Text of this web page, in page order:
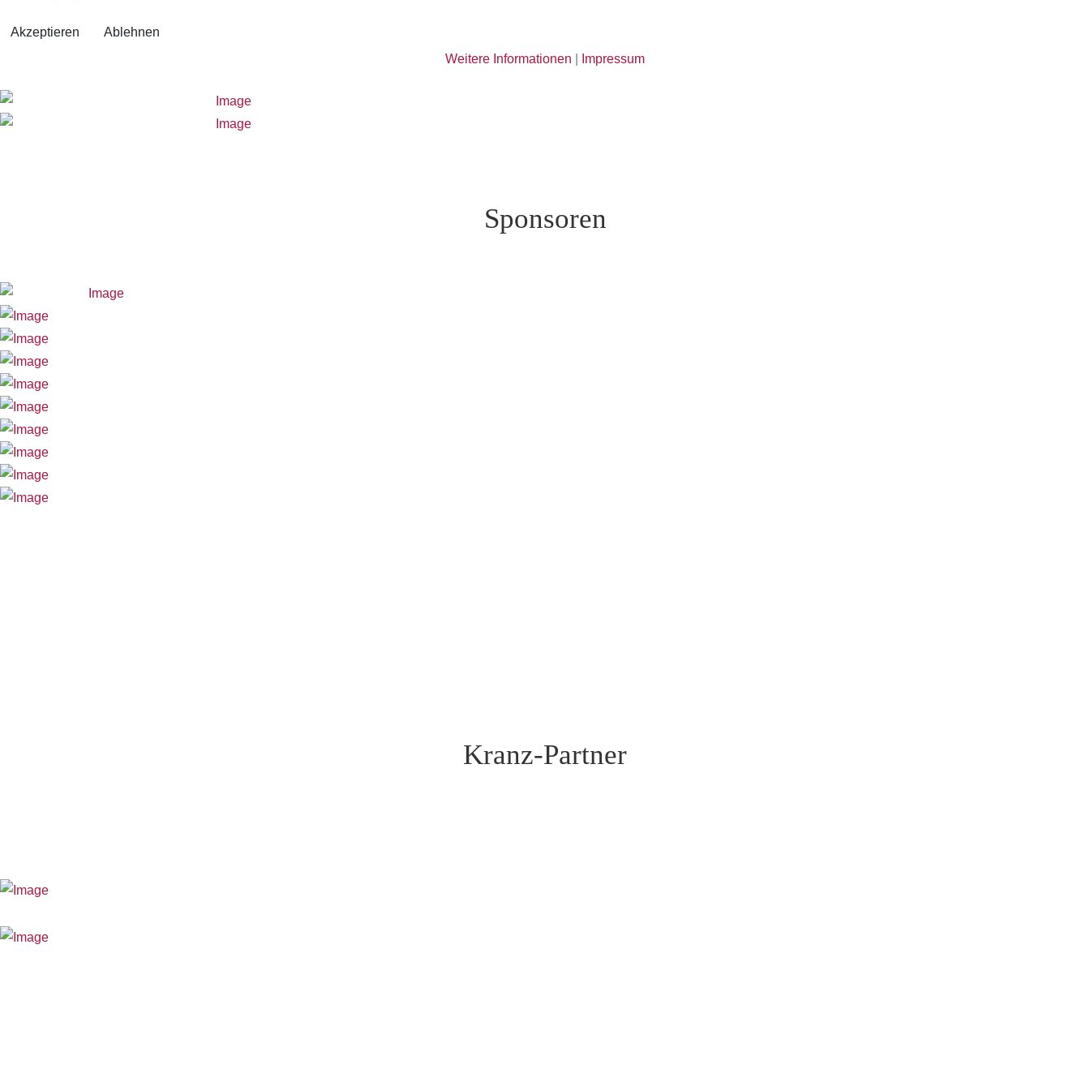
Sponsoren
Kranz-Partner
Akzeptieren
Ablehnen
Weitere Informationen
Impressum